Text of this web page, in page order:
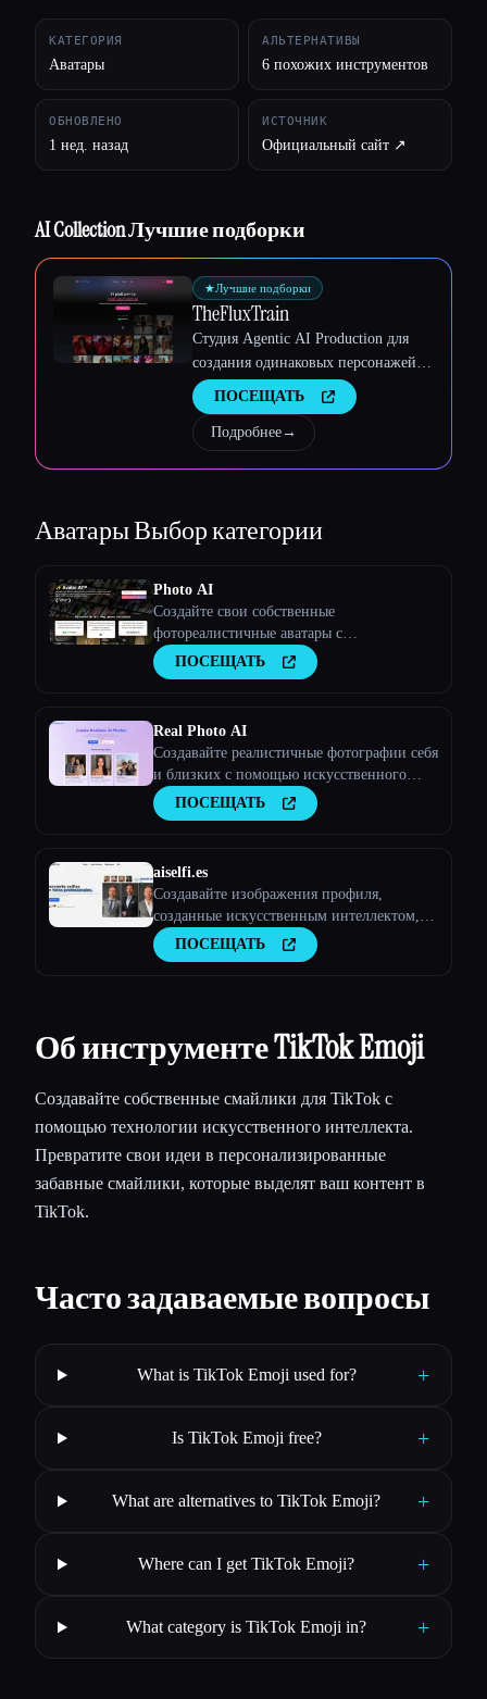
Esc
КАТЕГОРИЯ
Аватары
АЛЬТЕРНАТИВЫ
6 похожих инструментов
ОБНОВЛЕНО
1 нед. назад
ИСТОЧНИК
Официальный сайт ↗︎
AI Collection Лучшие подборки
★Лучшие подборки
TheFluxTrain
Студия Agentic AI Production для
создания одинаковых персонажей,
рабочих процессов и видео
ПОСЕЩАТЬ
Подробнее→
АватарыВыбор категории
Photo AI
Создайте свои собственные
фотореалистичные аватары с
искусственным интеллектом
ПОСЕЩАТЬ
Real Photo AI
Создавайте реалистичные фотографии себя
и близких с помощью искусственного
интеллекта
ПОСЕЩАТЬ
aiselfi.es
Создавайте изображения профиля,
созданные искусственным интеллектом,
быстро и легко. Используйте наш
инструмент для создания бесплатных
aiselfi.es
ПОСЕЩАТЬ
Об инструменте TikTok Emoji
Создавайте собственные смайлики для TikTok с
помощью технологии искусственного интеллекта.
Превратите свои идеи в персонализированные
забавные смайлики, которые выделят ваш контент в
TikTok.
Часто задаваемые вопросы
What is TikTok Emoji used for? +
Is TikTok Emoji free? +
What are alternatives to TikTok Emoji? +
Where can I get TikTok Emoji? +
What category is TikTok Emoji in? +